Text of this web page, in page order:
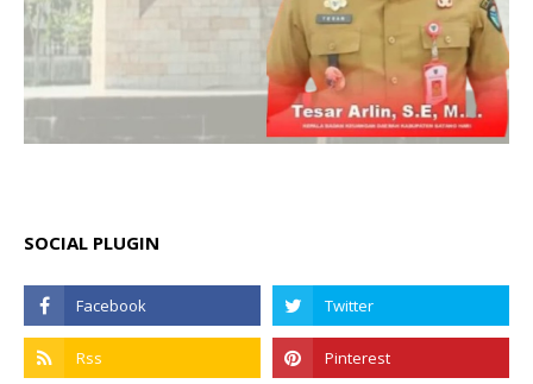
SOCIAL PLUGIN